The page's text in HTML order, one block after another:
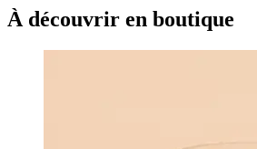
À découvrir en boutique